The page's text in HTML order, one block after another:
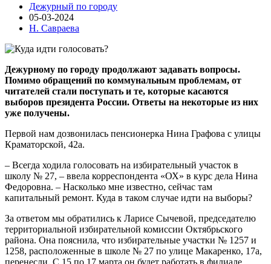
Дежурный по городу
05-03-2024
Н. Савраева
Дежурному по городу продолжают задавать вопросы.
Помимо обращений по коммунальным проблемам, от
читателей стали поступать и те, которые касаются
выборов президента России. Ответы на некоторые из них
уже получены.
Первой нам дозвонилась пенсионерка Нина Графова с улицы
Краматорской, 42а.
– Всегда ходила голосовать на избирательный участок в
школу № 27, – ввела корреспондента «ОХ» в курс дела Нина
Федоровна. – Насколько мне известно, сейчас там
капитальный ремонт. Куда в таком случае идти на выборы?
За ответом мы обратились к Ларисе Сычевой, председателю
территориальной избирательной комиссии Октябрьского
района. Она пояснила, что избирательные участки № 1257 и
1258, расположенные в школе № 27 по улице Макаренко, 17а,
перенесли. С 15 по 17 марта он будет работать в филиале